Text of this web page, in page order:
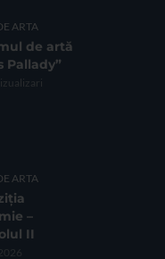
ARTA
de artă
Pallady”
ARTA
–
II